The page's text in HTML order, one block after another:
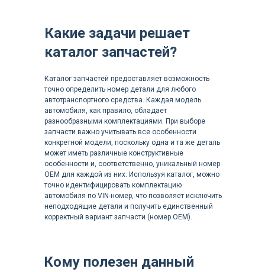
Кому полезен данный
Какие задачи решает
каталог запчастей?
Каталог запчастей предоставляет возможность
точно определить номер детали для любого
автотранспортного средства. Каждая модель
автомобиля, как правило, обладает
разнообразными комплектациями. При выборе
запчасти важно учитывать все особенности
конкретной модели, поскольку одна и та же деталь
может иметь различные конструктивные
особенности и, соответственно, уникальный номер
OEM для каждой из них. Используя каталог, можно
точно идентифицировать комплектацию
автомобиля по VIN-номер, что позволяет исключить
неподходящие детали и получить единственный
корректный вариант запчасти (номер OEM).